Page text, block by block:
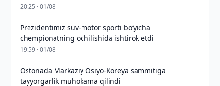
20:25 · 01/08
Prezidentimiz suv-motor sporti bo‘yicha
chempionatning ochilishida ishtirok etdi
19:59 · 01/08
Ostonada Markaziy Osiyo-Koreya sammitiga
tayyorgarlik muhokama qilindi